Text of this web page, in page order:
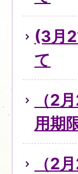
(3月
て
（2
用期
（2